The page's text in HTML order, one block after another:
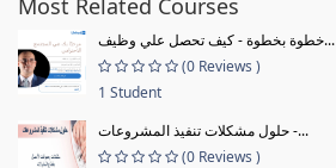
خطوة بخطوة - كيف تحصل علي وظيف...
(0 Reviews )
1 Student
حلول مشكلات تنفيذ المشروعات -...
(0 Reviews )